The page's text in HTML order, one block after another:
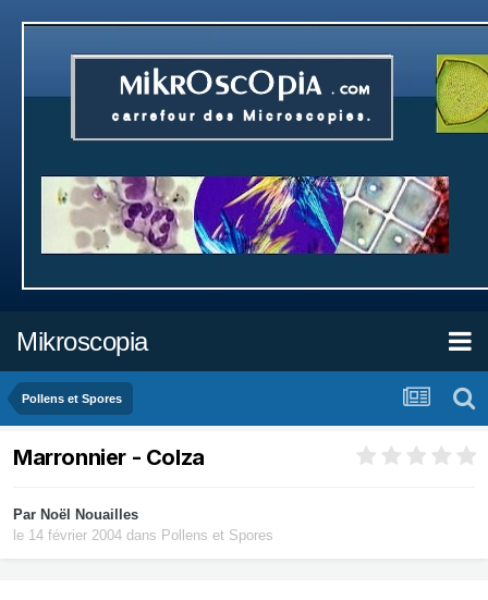
Mikroscopia
Pollens et Spores
Marronnier - Colza
Par Noël Nouailles
le 14 février 2004 dans Pollens et Spores